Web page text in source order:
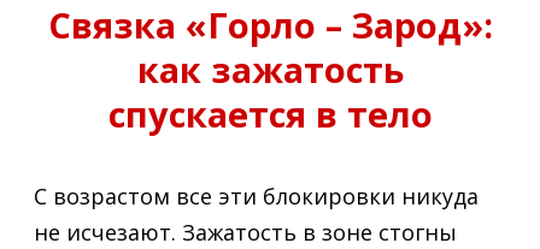
Связка «Горло – Зарод»:
как зажатость
спускается в тело
С возрастом все эти блокировки никуда
не исчезают. Зажатость в зоне стогны